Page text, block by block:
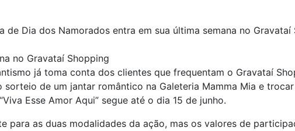
de Dia dos Namorados entra em sua última semana no Gravataí
no Gravataí Shopping
já toma conta dos clientes que frequentam o Gravataí
de um jantar romântico na Galeteria Mamma Mia e
Esse Amor Aqui” segue até o dia 15 de junho.
para as duas modalidades da ação, mas os valores de